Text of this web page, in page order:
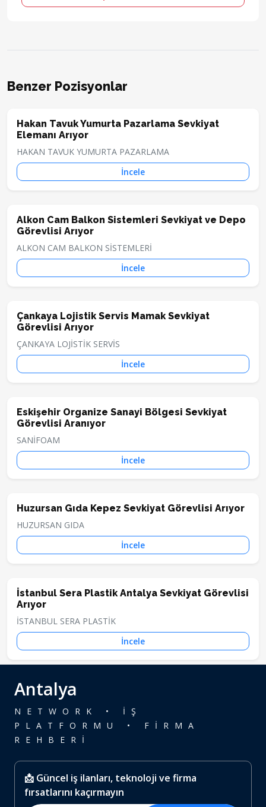
Benzer Pozisyonlar
Hakan Tavuk Yumurta Pazarlama Sevkiyat
Elemanı Arıyor
HAKAN TAVUK YUMURTA PAZARLAMA
İncele
Alkon Cam Balkon Sistemleri Sevkiyat ve Depo
Görevlisi Arıyor
ALKON CAM BALKON SİSTEMLERİ
İncele
Çankaya Lojistik Servis Mamak Sevkiyat
Görevlisi Arıyor
ÇANKAYA LOJİSTİK SERVİS
İncele
Eskişehir Organize Sanayi Bölgesi Sevkiyat
Görevlisi Aranıyor
SANİFOAM
İncele
Huzursan Gıda Kepez Sevkiyat Görevlisi Arıyor
HUZURSAN GIDA
İncele
İstanbul Sera Plastik Antalya Sevkiyat Görevlisi
Arıyor
İSTANBUL SERA PLASTİK
İncele
Antalya
NETWORK • İŞ
PLATFORMU • FİRMA
REHBERİ
📩 Güncel iş ilanları, teknoloji ve firma
fırsatlarını kaçırmayın